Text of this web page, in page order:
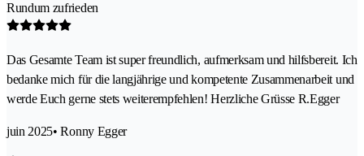
Rundum zufrieden
Das Gesamte Team ist super freundlich, aufmerksam und hilfsbereit. Ich
bedanke mich für die langjährige und kompetente Zusammenarbeit und
werde Euch gerne stets weiterempfehlen! Herzliche Grüsse R.Egger
juin 2025• Ronny Egger